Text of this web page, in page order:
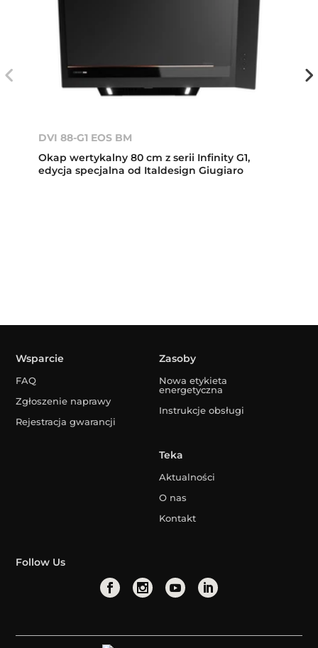
DVI 88-G1 EOS BM
Okap wertykalny 80 cm z serii Infinity G1,
edycja specjalna od Italdesign Giugiaro
Wsparcie
FAQ
Zgłoszenie naprawy
Rejestracja gwarancji
Zasoby
Nowa etykieta
energetyczna
Instrukcje obsługi
Teka
Aktualności
O nas
Kontakt
Follow Us